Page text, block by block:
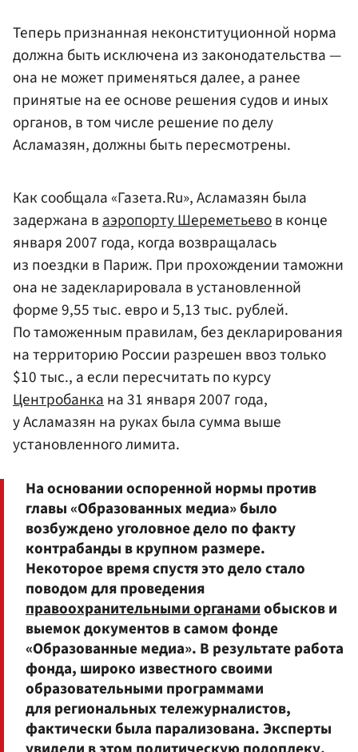
Теперь признанная неконституционной норма
должна быть исключена из законодательства —
она не может применяться далее, а ранее
принятые на ее основе решения судов и иных
органов, в том числе решение по делу
Асламазян, должны быть пересмотрены.
Как сообщала «Газета.Ru», Асламазян была
задержана ваэропорту Шереметьевов конце
января 2007 года, когда возвращалась
из поездки в Париж. При прохождении таможни
она не задекларировала в установленной
форме 9,55 тыс. евро и 5,13 тыс. рублей.
По таможенным правилам, без декларирования
на территорию России разрешен ввоз только
$10 тыс., а если пересчитать по курсу
Центробанкана 31 января 2007 года,
у Асламазян на руках была сумма выше
установленного лимита.
На основании оспоренной нормы против
главы «Образованных медиа» было
возбуждено уголовное дело по факту
контрабанды в крупном размере.
Некоторое время спустя это дело стало
поводом для проведения
правоохранительными органамиобысков и
выемок документов в самом фонде
«Образованные медиа». В результате работа
фонда, широко известного своими
образовательными программами
для региональных тележурналистов,
фактически была парализована. Эксперты